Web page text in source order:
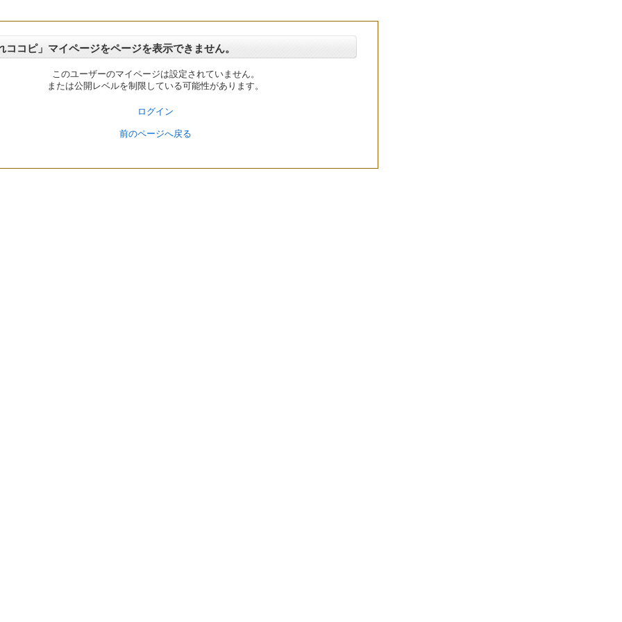
ココピ」マイページをページを表示できません。
このユーザーのマイページは設定されていません。
または公開レベルを制限している可能性があります。
ログイン
前のページへ戻る